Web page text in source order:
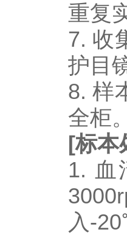
重复
7. 收
护目
8. 样
全柜
[标本
1. 血
入-